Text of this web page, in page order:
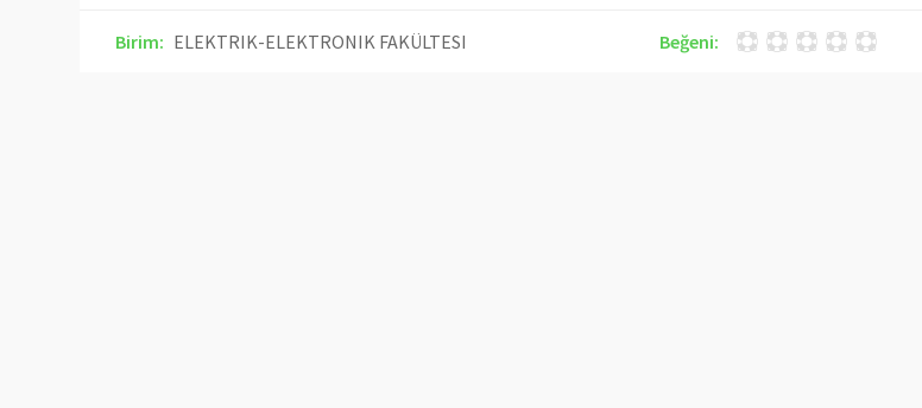
Birim: ELEKTRIK-ELEKTRONIK FAKÜLTESI Beğeni: